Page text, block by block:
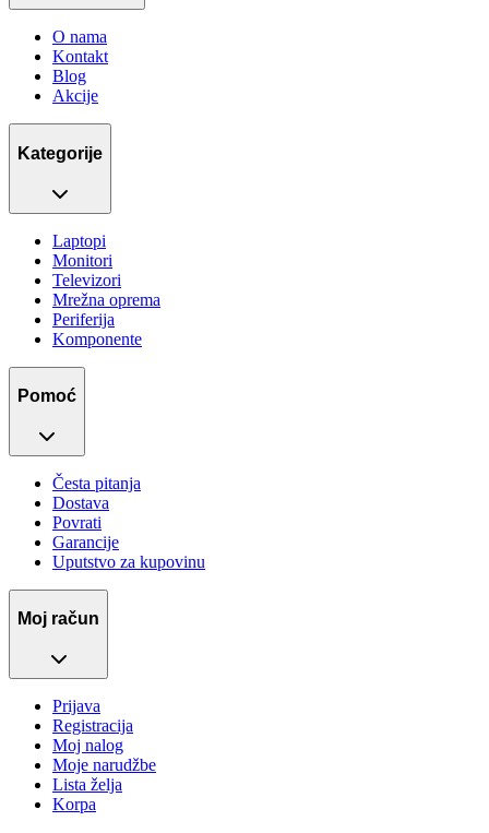
O nama
Kontakt
Blog
Akcije
Kategorije
Laptopi
Monitori
Televizori
Mrežna oprema
Periferija
Komponente
Pomoć
Česta pitanja
Dostava
Povrati
Garancije
Uputstvo za kupovinu
Moj račun
Prijava
Registracija
Moj nalog
Moje narudžbe
Lista želja
Korpa